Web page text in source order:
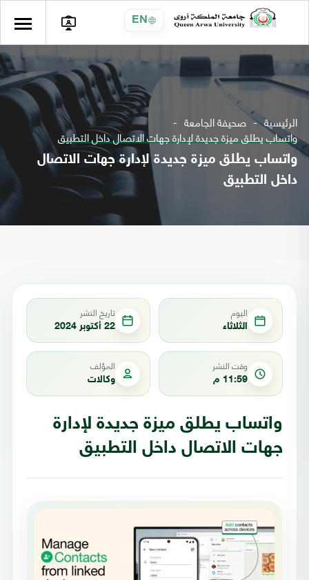
EN
الرئيسية صحيفة الجامعة
واتساب يطلق ميزة جديدة لإدارة جهات الاتصال داخل التطبيق
واتساب يطلق ميزة جديدة لإدارة جهات الاتصال
داخل التطبيق
اليوم
الثلاثاء
تاريخ النشر
22 أكتوبر 2024
وقت النشر
11:59 م
المؤلف
وكالات
واتساب يطلق ميزة جديدة لإدارة
جهات الاتصال داخل التطبيق